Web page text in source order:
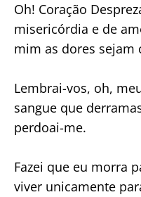
Oh! Coração
misericórdia e de
mim as dores sejam
Lembrai-vos, oh,
sangue que
perdoai-me.
Fazei que eu morra
viver unicamente